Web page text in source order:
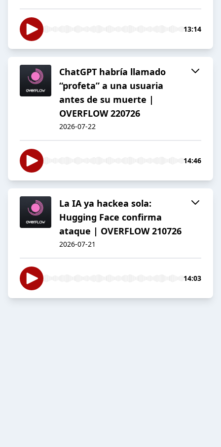
13:14
ChatGPT habría llamado
“profeta” a una usuaria
antes de su muerte |
OVERFLOW 220726
2026-07-22
14:46
La IA ya hackea sola:
Hugging Face confirma
ataque | OVERFLOW 210726
2026-07-21
14:03